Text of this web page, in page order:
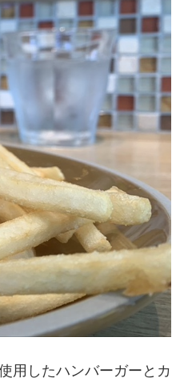
用したハンバーガーとカ